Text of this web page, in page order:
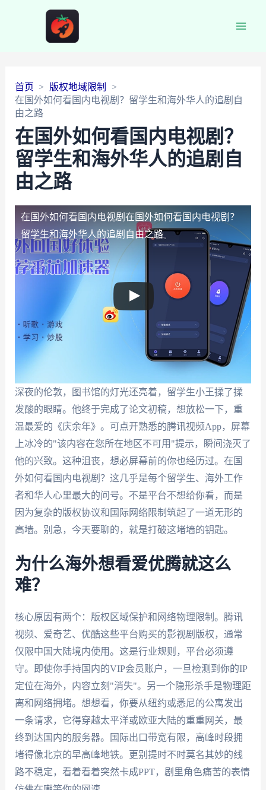
首页
版权地域限制
在国外如何看国内电视剧？留学生和海外华人的追剧自
由之路
在国外如何看国内电视剧？
留学生和海外华人的追剧自
由之路
在国外如何看国内电视剧 在国外如何看国内电视剧？
留学生和海外华人的追剧自由之路
深夜的伦敦，图书馆的灯光还亮着，留学生小王揉了揉
发酸的眼睛。他终于完成了论文初稿，想放松一下，重
温最爱的《庆余年》。可点开熟悉的腾讯视频App，屏幕
上冰冷的"该内容在您所在地区不可用"提示，瞬间浇灭了
他的兴致。这种沮丧，想必屏幕前的你也经历过。在国
外如何看国内电视剧？这几乎是每个留学生、海外工作
者和华人心里最大的问号。不是平台不想给你看，而是
因为复杂的版权协议和国际网络限制筑起了一道无形的
高墙。别急，今天要聊的，就是打破这堵墙的钥匙。
为什么海外想看爱优腾就这么
难？
核心原因有两个：版权区域保护和网络物理限制。腾讯
视频、爱奇艺、优酷这些平台购买的影视剧版权，通常
仅限中国大陆境内使用。这是行业规则，平台必须遵
守。即使你手持国内的VIP会员账户，一旦检测到你的IP
定位在海外，内容立刻"消失"。另一个隐形杀手是物理距
离和网络拥堵。想想看，你要从纽约或悉尼的公寓发出
一条请求，它得穿越太平洋或欧亚大陆的重重网关，最
终到达国内的服务器。国际出口带宽有限，高峰时段拥
堵得像北京的早高峰地铁。更别提时不时莫名其妙的线
路不稳定，看着看着突然卡成PPT，剧里角色痛苦的表情